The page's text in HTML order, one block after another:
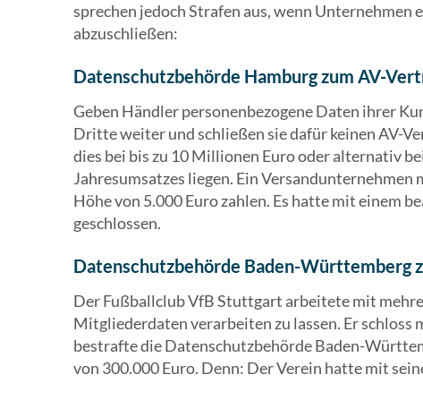
sprechen jedoch Strafen aus, wenn
abzuschließen:
Datenschutzbehörde Hamburg zum AV-
Geben Händler personenbezogene Daten ihrer
Dritte weiter und schließen sie dafür keinen AV-
dies bei bis zu 10 Millionen Euro oder alternativ
Jahresumsatzes liegen. Ein
Höhe von 5.000 Euro zahlen. Es hatte mit einem
geschlossen.
Datenschutzbehörde Baden-Württemberg
Der Fußballclub VfB Stuttgart arbeitete mit
Mitgliederdaten verarbeiten zu lassen. Er schloss
bestrafte die Datenschutzbehörde Baden-
von 300.000 Euro. Denn: Der Verein hatte mit